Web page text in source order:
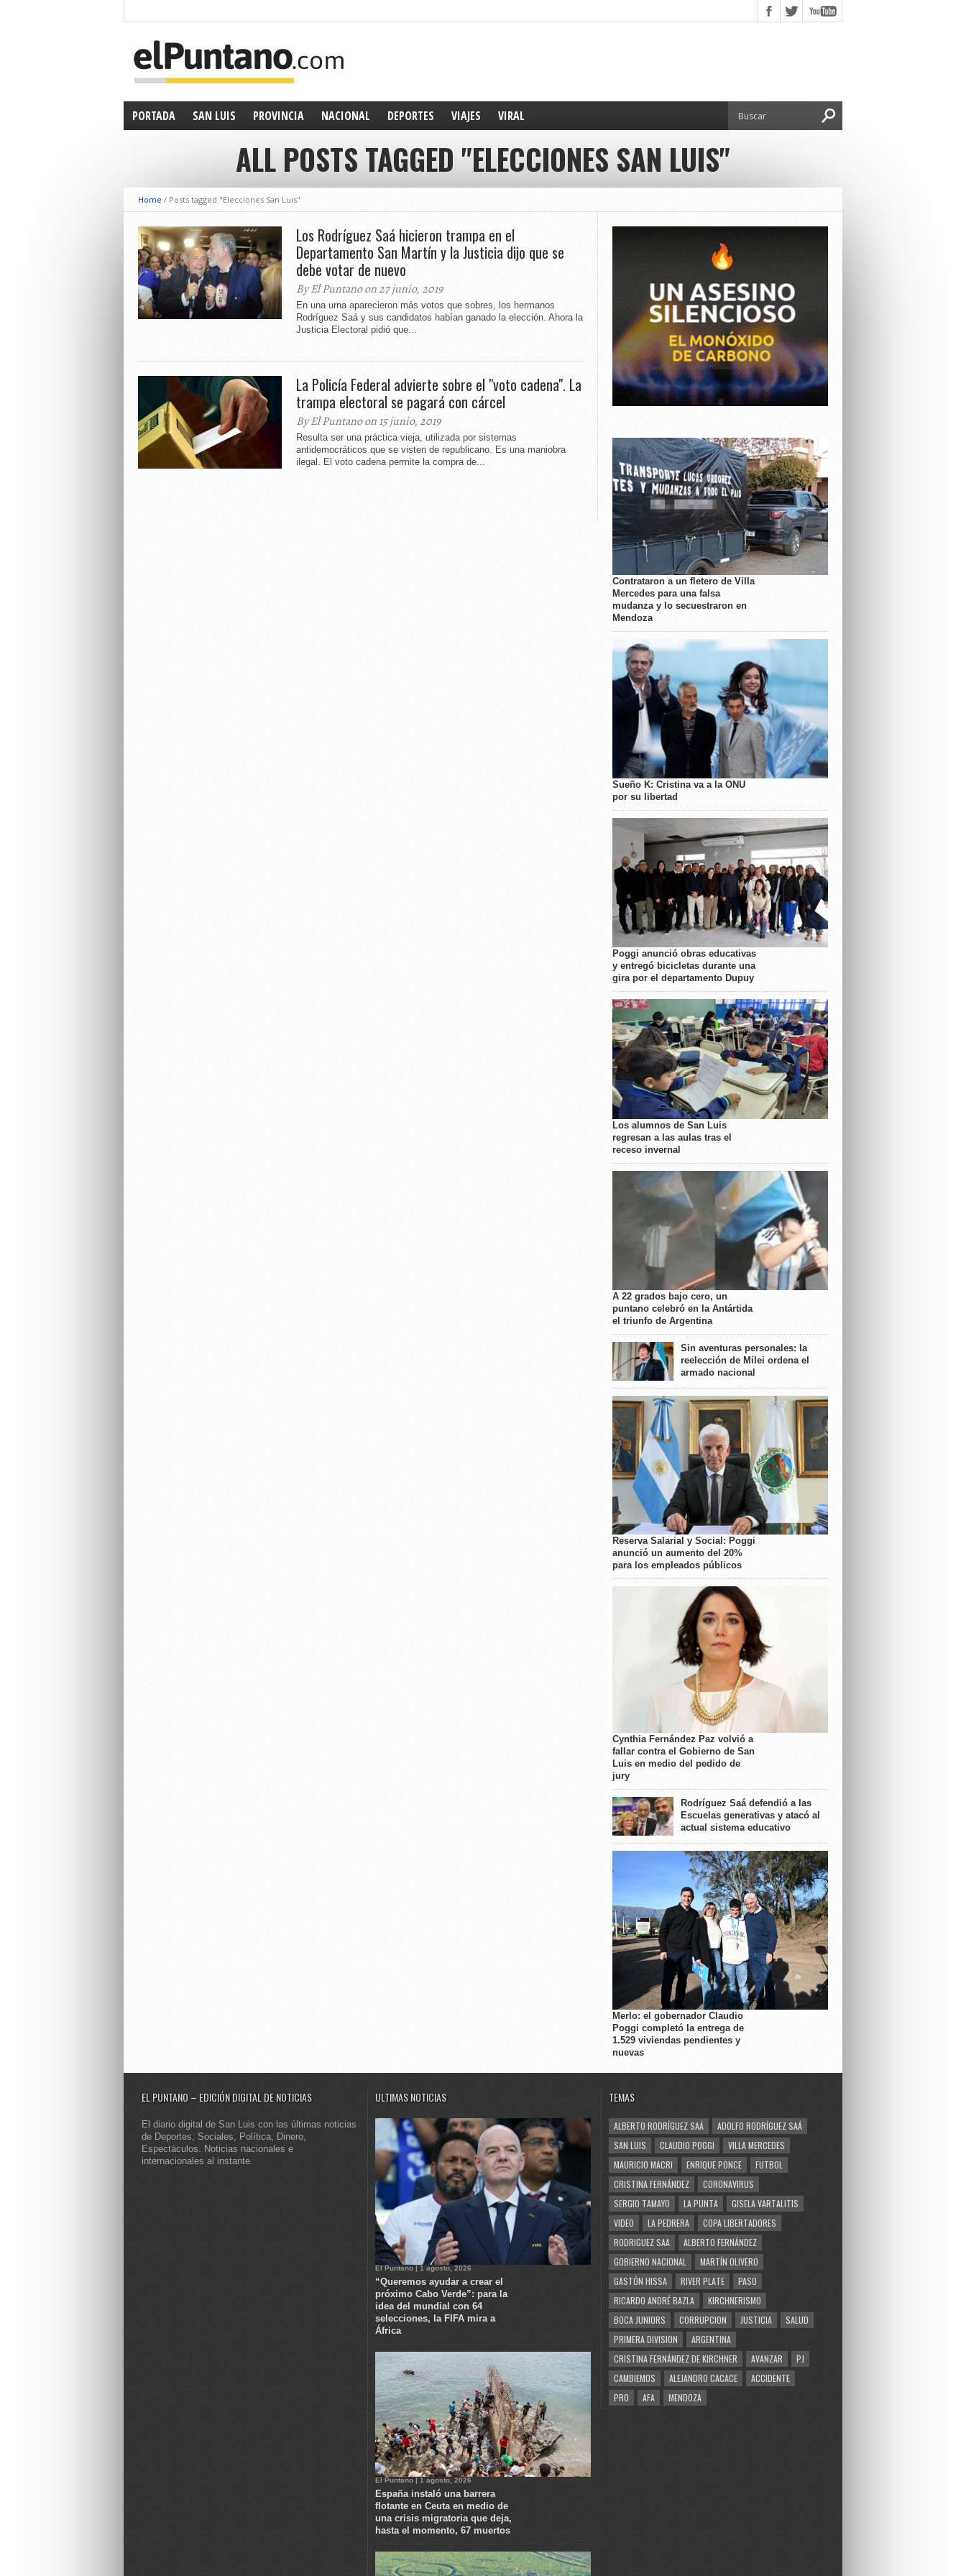
PORTADA SAN LUIS PROVINCIA NACIONAL DEPORTES VIAJES VIRAL
ALL POSTS TAGGED "ELECCIONES SAN LUIS"
Home / Posts tagged "Elecciones San Luis"
Los Rodríguez Saá hicieron trampa en el
Departamento San Martín y la Justicia dijo que se
debe votar de nuevo
By El Puntano on 27 junio, 2019
En una urna aparecieron más votos que sobres, los hermanos
Rodríguez Saá y sus candidatos habían ganado la elección. Ahora la
Justicia Electoral pidió que...
La Policía Federal advierte sobre el "voto cadena". La
trampa electoral se pagará con cárcel
By El Puntano on 15 junio, 2019
Resulta ser una práctica vieja, utilizada por sistemas
antidemocráticos que se visten de republicano. Es una maniobra
ilegal. El voto cadena permite la compra de...
Contrataron a un fletero de Villa
Mercedes para una falsa
mudanza y lo secuestraron en
Mendoza
Sueño K: Cristina va a la ONU
por su libertad
Poggi anunció obras educativas
y entregó bicicletas durante una
gira por el departamento Dupuy
Los alumnos de San Luis
regresan a las aulas tras el
receso invernal
A 22 grados bajo cero, un
puntano celebró en la Antártida
el triunfo de Argentina
Sin aventuras personales: la
reelección de Milei ordena el
armado nacional
Reserva Salarial y Social: Poggi
anunció un aumento del 20%
para los empleados públicos
Cynthia Fernández Paz volvió a
fallar contra el Gobierno de San
Luis en medio del pedido de
jury
Rodríguez Saá defendió a las
Escuelas generativas y atacó al
actual sistema educativo
Merlo: el gobernador Claudio
Poggi completó la entrega de
1.529 viviendas pendientes y
nuevas
EL PUNTANO – EDICIÓN DIGITAL DE NOTICIAS
El diario digital de San Luis con las últimas noticias
de Deportes, Sociales, Política, Dinero,
Espectáculos. Noticias nacionales e
internacionales al instante.
ULTIMAS NOTICIAS
El Puntano | 1 agosto, 2026
“Queremos ayudar a crear el
próximo Cabo Verde”: para la
idea del mundial con 64
selecciones, la FIFA mira a
África
El Puntano | 1 agosto, 2026
España instaló una barrera
flotante en Ceuta en medio de
una crisis migratoria que deja,
hasta el momento, 67 muertos
TEMAS
ALBERTO RODRÍGUEZ SAÁ
ADOLFO RODRÍGUEZ SAÁ
SAN LUIS
CLAUDIO POGGI
VILLA MERCEDES
MAURICIO MACRI
ENRIQUE PONCE
FUTBOL
CRISTINA FERNÁNDEZ
CORONAVIRUS
SERGIO TAMAYO
LA PUNTA
GISELA VARTALITIS
VIDEO
LA PEDRERA
COPA LIBERTADORES
RODRIGUEZ SAA
ALBERTO FERNÁNDEZ
GOBIERNO NACIONAL
MARTÍN OLIVERO
GASTÓN HISSA
RIVER PLATE
PASO
RICARDO ANDRÉ BAZLA
KIRCHNERISMO
BOCA JUNIORS
CORRUPCION JUSTICIA
SALUD
PRIMERA DIVISION
ARGENTINA
CRISTINA FERNÁNDEZ DE KIRCHNER
AVANZAR
PJ
CAMBIEMOS
ALEJANDRO CACACE
ACCIDENTE
PRO
AFA MENDOZA